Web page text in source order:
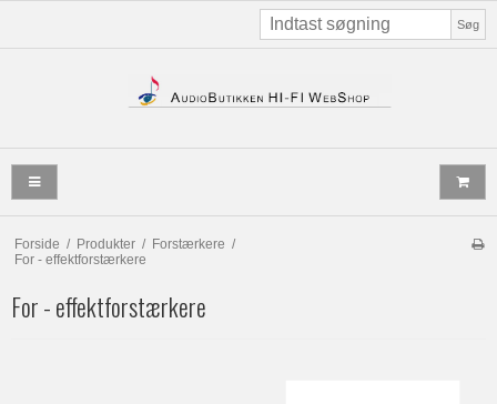
Søg
Forside / Produkter / Forstærkere /
For - effektforstærkere
For - effektforstærkere